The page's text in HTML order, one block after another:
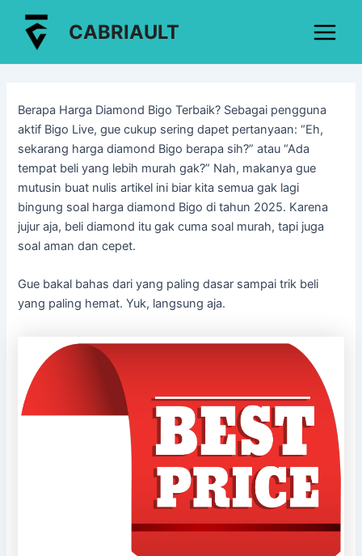
konten
CABRIAULT
Menu
Berapa Harga Diamond Bigo Terbaik? Sebagai pengguna
aktif Bigo Live, gue cukup sering dapet pertanyaan: “Eh,
sekarang harga diamond Bigo berapa sih?” atau “Ada
tempat beli yang lebih murah gak?” Nah, makanya gue
mutusin buat nulis artikel ini biar kita semua gak lagi
bingung soal harga diamond Bigo di tahun 2025. Karena
jujur aja, beli diamond itu gak cuma soal murah, tapi juga
soal aman dan cepet.
Gue bakal bahas dari yang paling dasar sampai trik beli
yang paling hemat. Yuk, langsung aja.
navigation